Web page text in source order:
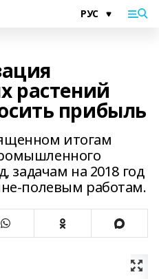
растений
прибыль
итогам
задачам на 2018 год
полевым работам.